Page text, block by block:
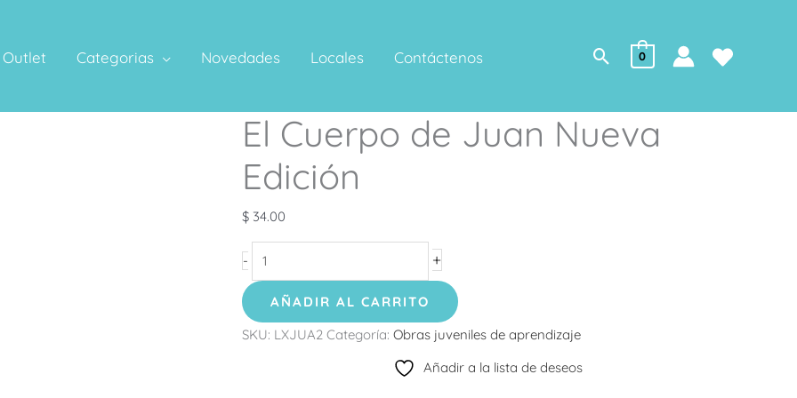
Outlet Categorias Novedades Locales Contáctenos Buscar
0
El Cuerpo de Juan Nueva
Edición
$ 34.00
-
El
Cuerpo
de
Juan
Nueva
Edición
cantidad
+
AÑADIR AL CARRITO
SKU: LXJUA2 Categoría: Obras juveniles de aprendizaje
Añadir a la lista de deseos